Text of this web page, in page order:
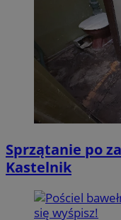
Sprzątanie po
Kastelnik